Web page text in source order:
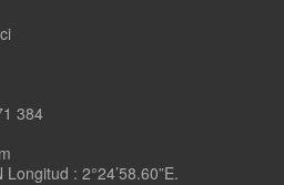
384
: 2°24’58.60”E.